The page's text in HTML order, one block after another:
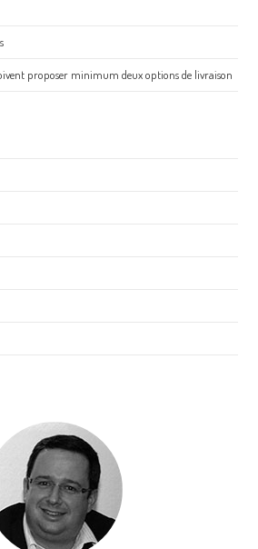
proposer minimum deux options de livraison